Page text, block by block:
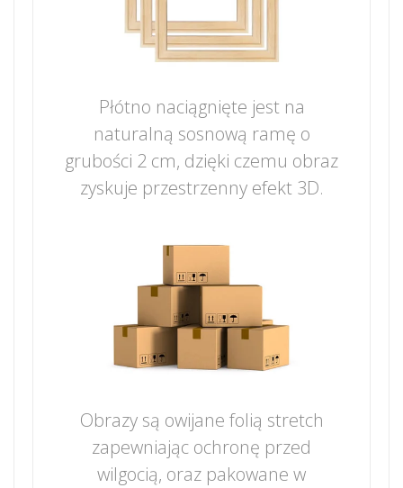
Płótno naciągnięte jest na
naturalną sosnową ramę o
grubości 2 cm, dzięki czemu obraz
zyskuje przestrzenny efekt 3D.
Obrazy są owijane folią stretch
zapewniając ochronę przed
wilgocią, oraz pakowane w